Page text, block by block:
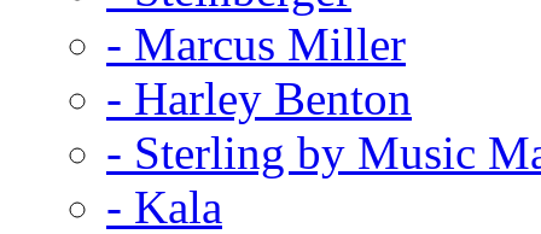
- Marcus Miller
- Harley Benton
- Sterling by Music
- Kala